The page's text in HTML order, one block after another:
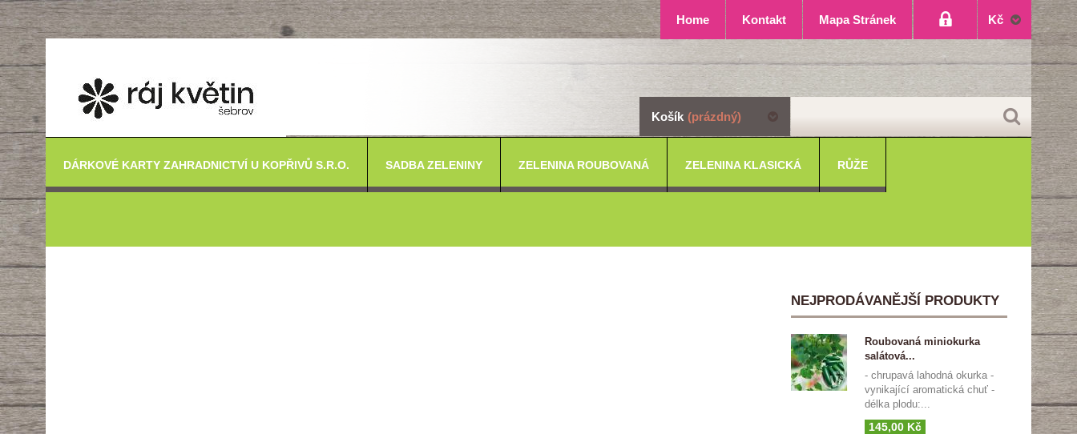
Košík (prázdný)
Kč
DÁRKOVÉ KARTY ZAHRADNICTVÍ U KOPŘIVŮ S.R.O. SADBA ZELENINY ZELENINA ROUBOVANÁ ZELENINA KLASICKÁ RŮŽE
Home Kontakt Mapa Stránek
NEJPRODÁVANĚJŠÍ PRODUKTY
Roubovaná miniokurka
salátová...
- chrupavá lahodná okurka -
vynikající aromatická chuť -
délka plodu:...
145,00 Kč